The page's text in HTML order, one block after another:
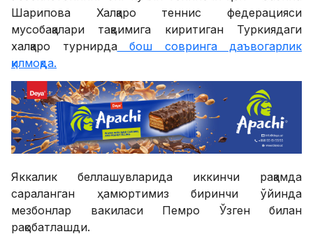
Шарипова Халқаро теннис федерацияси
мусобақалари тақвимига киритиган Туркиядаги
халқаро турнирдабош совринга даъвогарлик
қилмоқда.
Яккалик беллашувларида иккинчи рақамда
сараланган ҳамюртимиз биринчи ўйинда
мезбонлар вакиласи Пемро Ўзген билан
рақобатлашди.